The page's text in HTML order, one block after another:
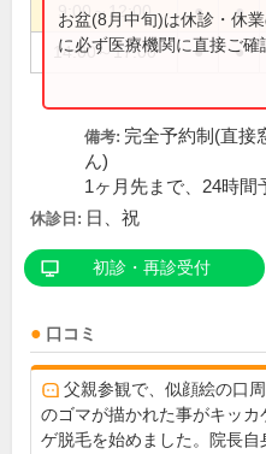
9:00～12:00 ● ●
14:00～17:00 ● ●
お盆(8月中旬)は休診・休
に必ず医療機関に直接ご確
備考: 完全予約制(直接
ん)
1ヶ月先まで、24時間
休診日: 日、祝
初診・再診受付
口コミ
父親参観で、似顔絵の口
のゴマが描かれた事がキッカ
ゲ脱毛を始めました。院長自